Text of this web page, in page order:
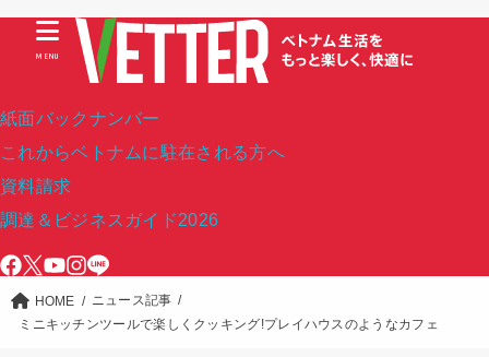
紙面バックナンバー
これからベトナムに駐在される方へ
資料請求
調達＆ビジネスガイド2026
MENU
HOME
ニュース記事
ミニキッチンツールで楽しくクッキング!プレイハウスのようなカフェ